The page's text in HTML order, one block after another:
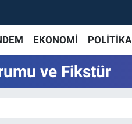
EKONOMİ POLİTİKA
ve Fikstür